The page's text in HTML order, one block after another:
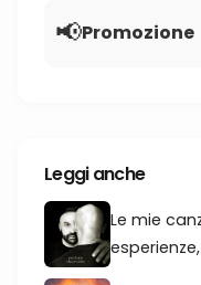
📢Promozione
Leggi anche
Le mie